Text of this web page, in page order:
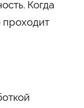
Когда
проходит